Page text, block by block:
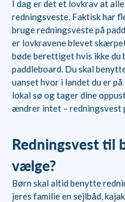
I dag er det et lovkrav at
redningsveste. Faktisk har
bruge redningsveste på
er lovkravene blevet
bøde berettiget hvis ikke
paddleboard. Du skal
uanset hvor i landet du er
lokal sø og tager dine
ændrer intet – redningsvest
Redningsvest til
vælge?
Børn skal altid benytte
jeres familie en sejlbåd,